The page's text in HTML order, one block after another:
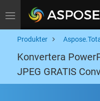
Toggle navigation
Produkter
Konvertera
JPEG GRATIS